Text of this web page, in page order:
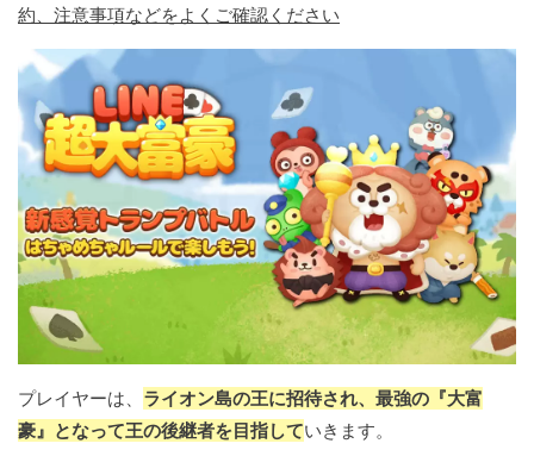
約、注意事項などをよくご確認ください
プレイヤーは、 ライオン島の王に招待され、最強の『大富
豪』となって王の後継者を目指していきます。